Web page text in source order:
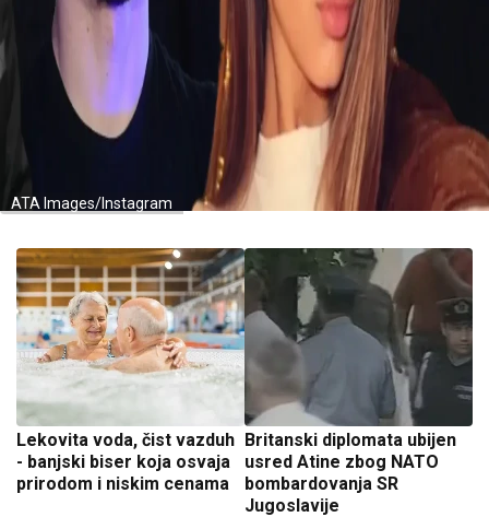
ATA Images/Instagram
Lekovita voda, čist vazduh
- banjski biser koja osvaja
prirodom i niskim cenama
Britanski diplomata ubijen
usred Atine zbog NATO
bombardovanja SR
Jugoslavije